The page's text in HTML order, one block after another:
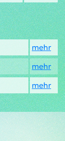
mehr
mehr
mehr